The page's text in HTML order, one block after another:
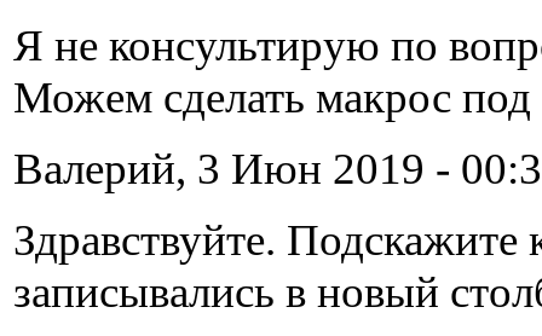
Я не консультирую по
Можем сделать макрос под
Валерий, 3 Июн 2019 -
Здравствуйте.
записывались в новый